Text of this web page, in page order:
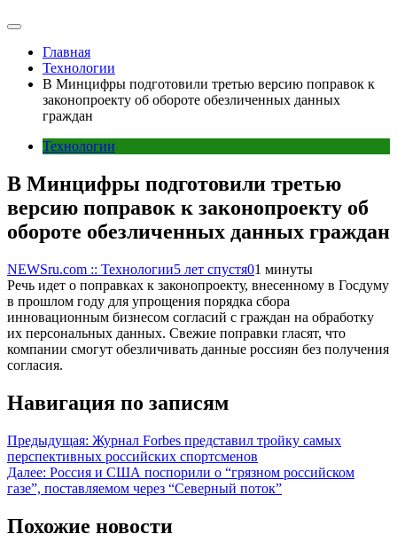
Главная
Технологии
В Минцифры подготовили третью версию поправок к
законопроекту об обороте обезличенных данных
граждан
Технологии
В Минцифры подготовили третью
версию поправок к законопроекту об
обороте обезличенных данных граждан
NEWSru.com :: Технологии5 лет спустя01 минуты
Речь идет о поправках к законопроекту, внесенному в Госдуму
в прошлом году для упрощения порядка сбора
инновационным бизнесом согласий с граждан на обработку
их персональных данных. Свежие поправки гласят, что
компании смогут обезличивать данные россиян без получения
согласия.
Навигация по записям
Предыдущая: Журнал Forbes представил тройку самых
перспективных российских спортсменов
Далее: Россия и США поспорили о “грязном российском
газе”, поставляемом через “Северный поток”
Похожие новости